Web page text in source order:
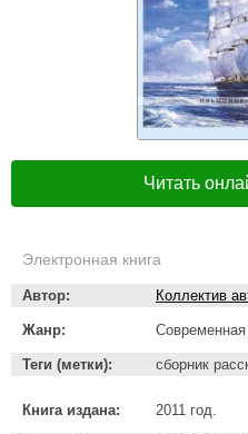
Читать
Электронная книга
Автор: Коллектив
Жанр: Современная
Теги (метки): сборник
Книга издана: 2011 год.